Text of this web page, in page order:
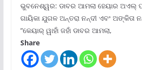
ଭୁବନେଶ୍ୱର: ଡାବର ଆମଲା ହେୟାର
ଗାୟିକା ଯୁଗଳ ଅନ୍ତରା ନନ୍ଦୀ ଏବଂ ଅଙ୍କିତା
“କେୟାର୍ ୱାହାଁ ଜହାଁ ଡାବର ଆମଲା,
Share